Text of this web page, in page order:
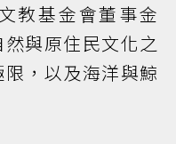
教基金會董事金
與原住民文化之
，以及海洋與鯨